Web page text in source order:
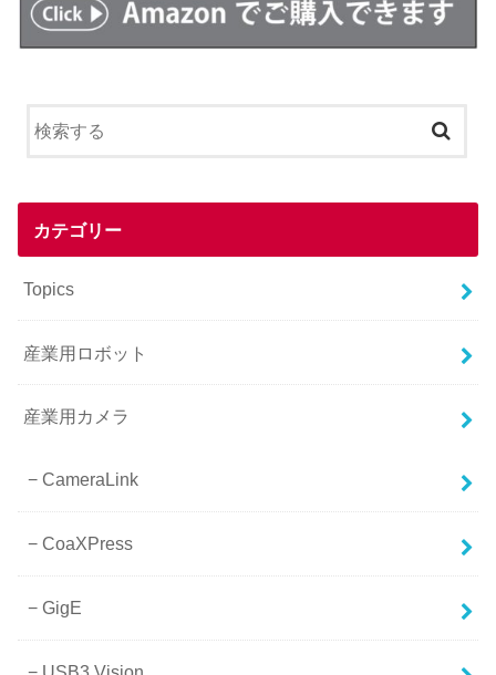
カテゴリー
Topics
産業用ロボット
産業用カメラ
CameraLink
CoaXPress
GigE